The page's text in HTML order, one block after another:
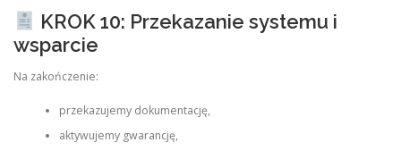
KROK 10: Przekazanie systemu i
wsparcie
Na zakończenie:
przekazujemy dokumentację,
aktywujemy gwarancję,